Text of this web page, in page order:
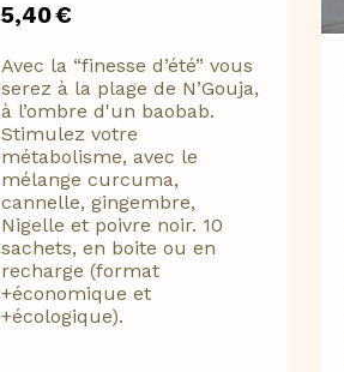
5,40€
Avec la “finesse d’été” vous
serez à la plage de N’Gouja,
à l’ombre d'un baobab.
Stimulez votre
métabolisme, avec le
mélange curcuma,
cannelle, gingembre,
Nigelle et poivre noir. 10
sachets, en boite ou en
recharge (format
+économique et
+écologique).